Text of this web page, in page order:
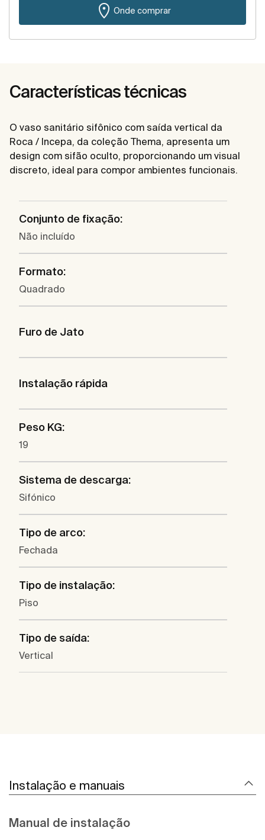
Onde comprar
Características técnicas
O vaso sanitário sifônico com saída vertical da
Roca / Incepa, da coleção Thema, apresenta um
design com sifão oculto, proporcionando um visual
discreto, ideal para compor ambientes funcionais.
Conjunto de fixação:
Não incluído
Formato:
Quadrado
Furo de Jato
Instalação rápida
Peso KG:
19
Sistema de descarga:
Sifónico
Tipo de arco:
Fechada
Tipo de instalação:
Piso
Tipo de saída:
Vertical
Instalação e manuais
Manual de instalação